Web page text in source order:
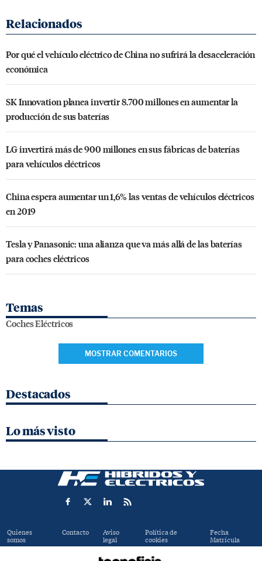
Por qué el vehículo eléctrico de China no sufrirá la desaceleración
económica
SK Innovation planea invertir 8.700 millones en aumentar la
producción de sus baterías
LG invertirá más de 900 millones en sus fábricas de baterías
para vehículos eléctricos
China espera aumentar un 1,6% las ventas de vehículos eléctricos
en 2019
Tesla y Panasonic: una alianza que va más allá de las baterías
para coches eléctricos
Temas
Coches Eléctricos
MOSTRAR COMENTARIOS
Destacados
Lo más visto
Quienes
somos
Contacto Aviso
legal
Política de
cookies
Fecha
Matrícula